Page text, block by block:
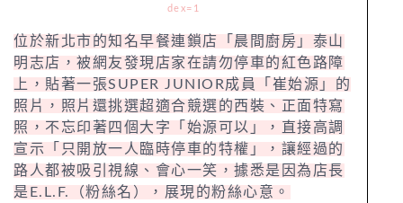
dex=1
位於新北市的知名早餐連鎖店「晨間廚房」泰山
明志店，被網友發現店家在請勿停車的紅色路障
上，貼著一張SUPER JUNIOR成員「崔始源」的
照片，照片還挑選超適合競選的西裝、正面特寫
照，不忘印著四個大字「始源可以」，直接高調
宣示「只開放一人臨時停車的特權」，讓經過的
路人都被吸引視線、會心一笑，據悉是因為店長
是E.L.F.（粉絲名），展現的粉絲心意。